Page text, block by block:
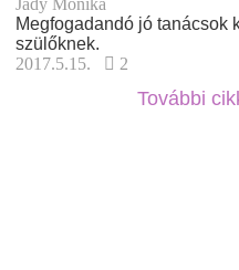
Jády Mónika
Megfogadandó jó tanácsok
szülőknek.
2017.5.15.
2
További